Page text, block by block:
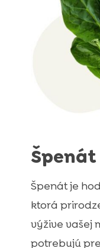
Špenát
Špenát je
ktorá
výžive vašej
potrebujú